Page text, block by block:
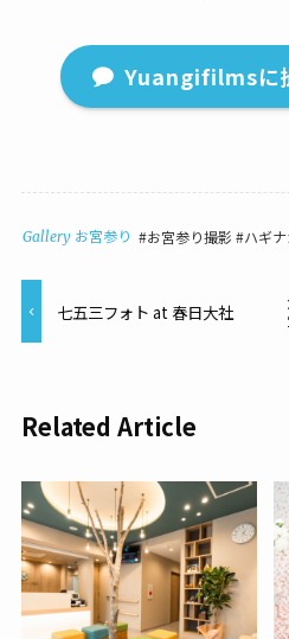
Yuangifilmsに
Gallery お宮参り お宮参り撮影 ハギ
七五三フォト at 春日大社
Related Article